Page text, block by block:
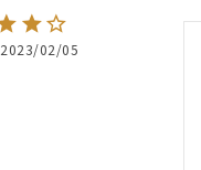
2023/02/05